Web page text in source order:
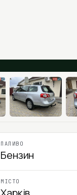
ПАЛИВО
Бензин
МІСТО